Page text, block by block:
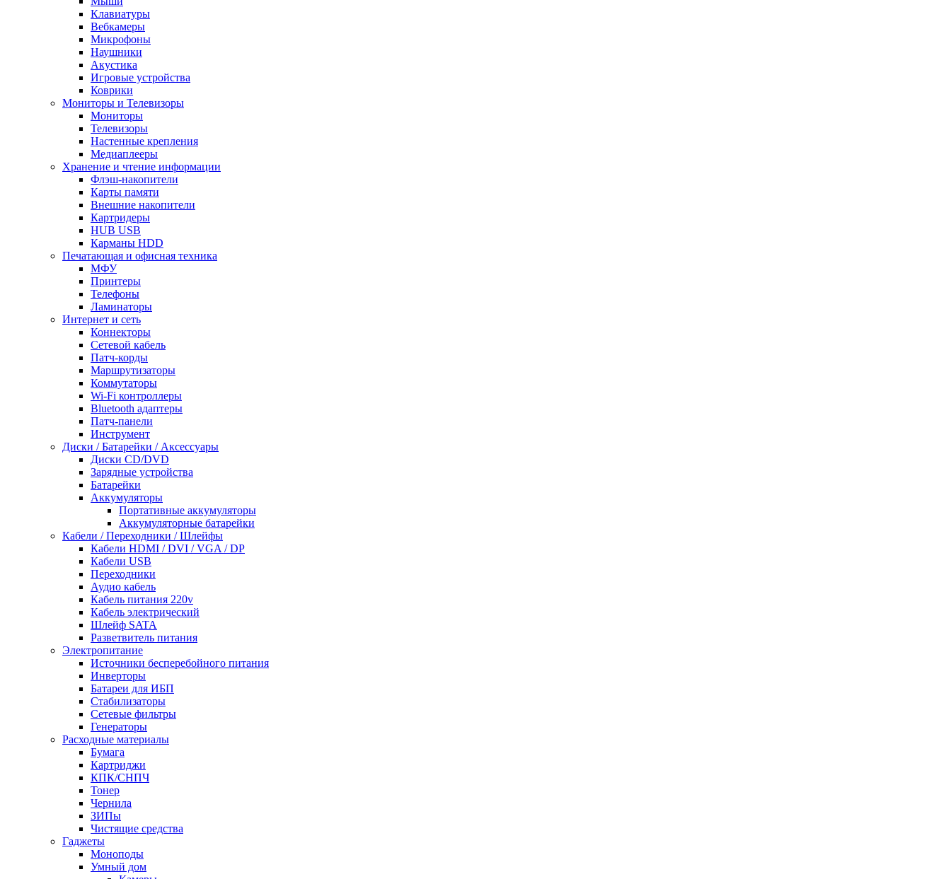
Клавиатуры
Вебкамеры
Микрофоны
Наушники
Акустика
Игровые устройства
Коврики
Мониторы и Телевизоры
Мониторы
Телевизоры
Настенные крепления
Медиаплееры
Хранение и чтение информации
Флэш-накопители
Карты памяти
Внешние накопители
Картридеры
HUB USB
Карманы HDD
Печатающая и офисная техника
МФУ
Принтеры
Телефоны
Ламинаторы
Интернет и сеть
Коннекторы
Сетевой кабель
Патч-корды
Маршрутизаторы
Коммутаторы
Wi-Fi контроллеры
Bluetooth адаптеры
Патч-панели
Инструмент
Диски / Батарейки / Аксессуары
Диски CD/DVD
Зарядные устройства
Батарейки
Аккумуляторы
Портативные аккумуляторы
Аккумуляторные батарейки
Кабели / Переходники / Шлейфы
Кабели HDMI / DVI / VGA / DP
Кабели USB
Переходники
Аудио кабель
Кабель питания 220v
Кабель электрический
Шлейф SATA
Разветвитель питания
Электропитание
Источники бесперебойного питания
Инверторы
Батареи для ИБП
Стабилизаторы
Сетевые фильтры
Генераторы
Расходные материалы
Бумага
Картриджи
КПК/СНПЧ
Тонер
Чернила
ЗИПы
Чистящие средства
Гаджеты
Моноподы
Умный дом